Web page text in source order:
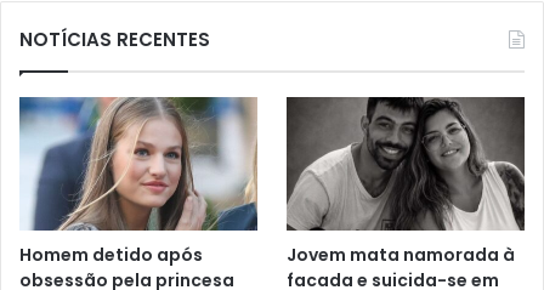
NOTÍCIAS RECENTES
Homem detido após
obsessão pela princesa
Jovem mata namorada à
facada e suicida-se em